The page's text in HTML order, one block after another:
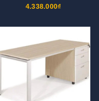
4.338.000₫